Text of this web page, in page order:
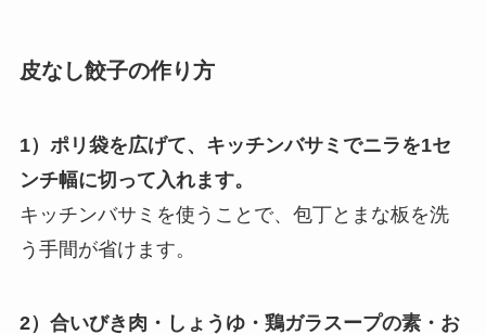
皮なし餃子の作り方
1）ポリ袋を広げて、キッチンバサミでニラを1セ
ンチ幅に切って入れます。
キッチンバサミを使うことで、包丁とまな板を洗
う手間が省けます。
2）合いびき肉・しょうゆ・鶏ガラスープの素・お